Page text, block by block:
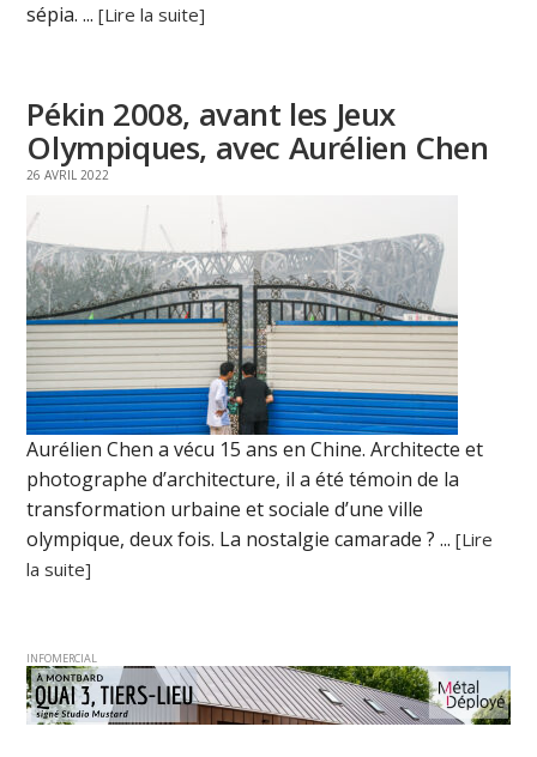
sépia. ...[Lire la suite]
Pékin 2008, avant les Jeux
Olympiques, avec Aurélien Chen
26 AVRIL 2022
Aurélien Chen a vécu 15 ans en Chine. Architecte et
photographe d’architecture, il a été témoin de la
transformation urbaine et sociale d’une ville
olympique, deux fois. La nostalgie camarade ? ...[Lire
la suite]
INFOMERCIAL